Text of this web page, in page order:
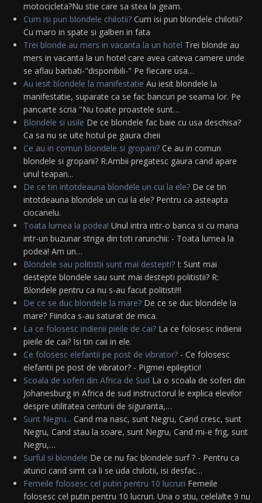
motocicleta?Nu stie care sa stea la geam.
Cum isi pun blondele chilotii? Cum isi pun blondele chilotii?
Cu maro in spate si galben in fata
Trei blonde au mers in vacanta la un hotel Trei blonde au
mers in vacanta la un hotel care avea cateva camere unde
se aflau barbati-"disponibili-" Pe fiecare usa…
Au iesit blondele la manifestatie Au iesit blondele la
manifestatie, suparate ca se fac bancuri pe seama lor. Pe
pancarte scria "Nu toate proastele sunt…
Blondele si usile De ce blondele fac baie cu usa deschisa?
Ca sa nu se uite hotul pe gaura cheii
Ce au in comun blondele si groparii? Ce au in comun
blondele si groparii? R:Ambii pregatesc gaura cand apare
unul teapan...
De ce tin intotdeauna blondele un cui la ele? De ce tin
intotdeauna blondele un cui la ele? Pentru ca asteapta
ciocanelu.
Toata lumea la podea! Unul intra intr-o banca si cu mana
intr-un buzunar striga din toti rarunchii: - Toata lumea la
podea! Am un…
Blondele sau politistii sunt mai destepti? I: Sunt mai
destepte blondele sau sunt mai destepti politistii? R:
Blondele pentru ca nu s-au facut politisti!!!
De ce se duc blondele la mare? De ce se duc blondele la
mare? Fiindca s-au saturat de mica.
La ce folosesc indienii pieile de cai? La ce folosesc indienii
pieile de cai? Isi tin caii in ele.
Ce folosesc elefantii pe post de vibrator? - Ce folosesc
elefantii pe post de vibrator? - Pigmei epileptici!
Scoala de soferi din Africa de Sud La o scoala de soferi din
Johanesburg in Africa de sud instructorul le explica elevilor
despre utilitatea centurii de siguranta,…
Sunt Negru... Cand ma nasc, sunt Negru, Cand cresc, sunt
Negru, Cand stau la soare, sunt Negru, Cand mi-e frig, sunt
Negru,…
Surful si blondele De ce nu fac blondele surf ? - Pentru ca
atunci cand simt ca li se uda chilotii, isi desfac…
Femeile folosesc cel putin pentru 10 lucruri Femeile
folosesc cel putin pentru 10 lucruri. Una o stiu, celelalte 9 nu